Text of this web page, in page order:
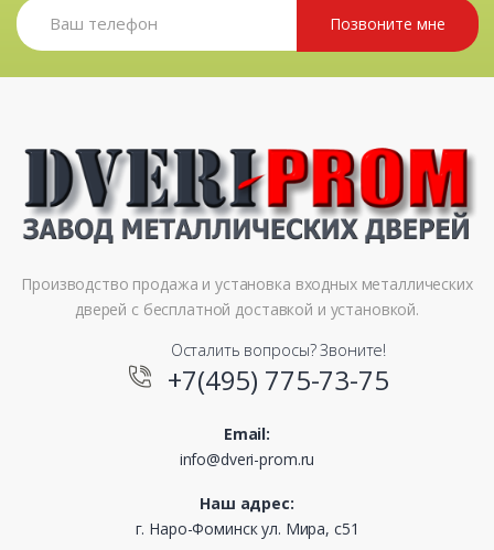
Позвоните мне
Производство продажа и установка входных металлических
дверей с бесплатной доставкой и установкой.
Осталить вопросы? Звоните!
+7(495) 775-73-75
Email:
info@dveri-prom.ru
Наш адрес:
г. Наро-Фоминск ул. Мира, с51